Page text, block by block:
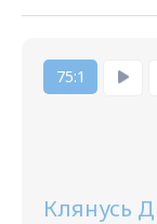
75:1
Клянусь